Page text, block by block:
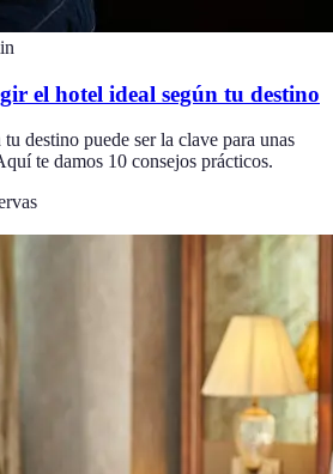
el hotel ideal según tu destino
destino puede ser la clave para unas
te damos 10 consejos prácticos.